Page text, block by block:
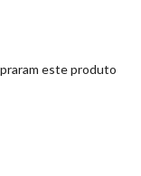
este produto